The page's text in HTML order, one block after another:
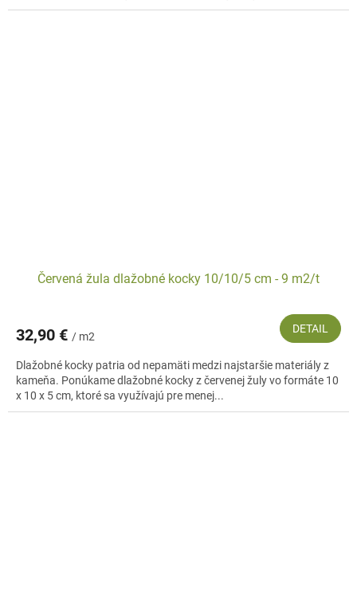
Červená žula dlažobné kocky 10/10/5 cm - 9 m2/t
32,90 € / m2
DETAIL
Dlažobné kocky patria od nepamäti medzi najstaršie materiály z
kameňa. Ponúkame dlažobné kocky z červenej žuly vo formáte 10
x 10 x 5 cm, ktoré sa využívajú pre menej...